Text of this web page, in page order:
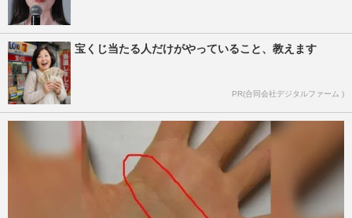
宝くじ当たる人だけがやっていること、教えます
PR(合同会社デジタルファーム )